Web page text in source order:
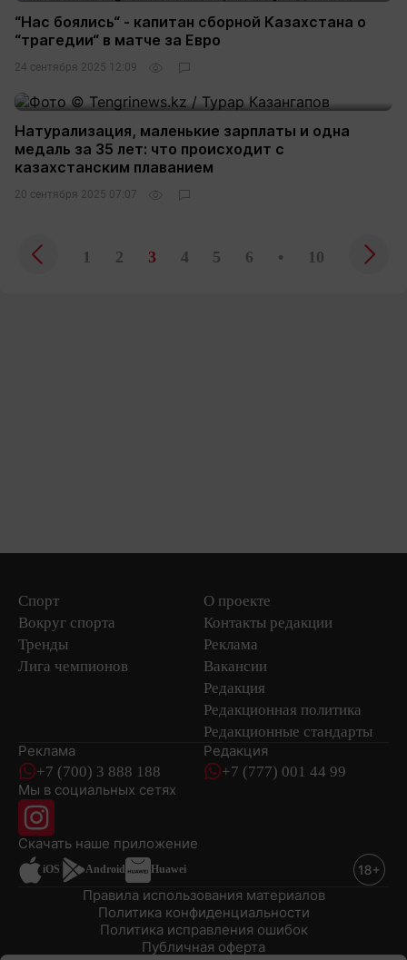
“Нас боялись“ - капитан сборной Казахстана о
“трагедии“ в матче за Евро
24 сентября 2025 12:09
Натурализация, маленькие зарплаты и одна
медаль за 35 лет: что происходит с
казахстанским плаванием
20 сентября 2025 07:07
1 2 3 4 5 6 • 10
Спорт
Вокруг спорта
Тренды
Лига чемпионов
О проекте
Контакты редакции
Реклама
Вакансии
Редакция
Редакционная политика
Редакционные стандарты
Реклама
+7 (700) 3 888 188
Редакция
+7 (777) 001 44 99
Мы в социальных сетях
Скачать наше приложениеновостей
iOS Android Huawei
Публичная оферта
Политика исправления ошибок
Политика конфиденциальности
Правила использования материалов